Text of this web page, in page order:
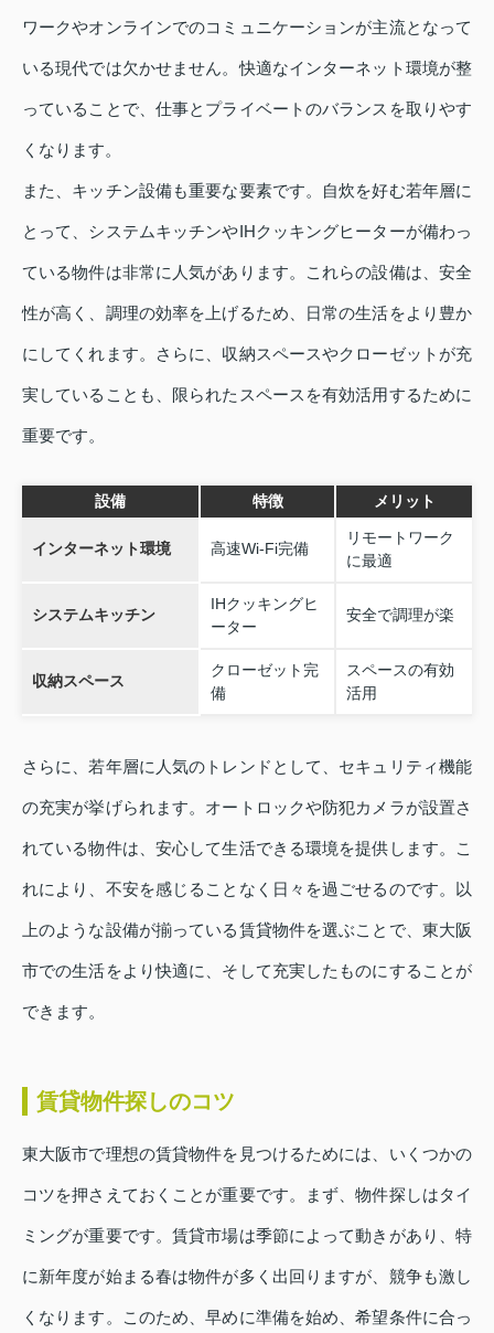
ワークやオンラインでのコミュニケーションが主流となって
いる現代では欠かせません。快適なインターネット環境が整
っていることで、仕事とプライベートのバランスを取りやす
くなります。
また、キッチン設備も重要な要素です。自炊を好む若年層に
とって、システムキッチンやIHクッキングヒーターが備わっ
ている物件は非常に人気があります。これらの設備は、安全
性が高く、調理の効率を上げるため、日常の生活をより豊か
にしてくれます。さらに、収納スペースやクローゼットが充
実していることも、限られたスペースを有効活用するために
重要です。
設備 特徴 メリット
インターネット環境 高速Wi-Fi完備
リモートワーク
に最適
システムキッチン
IHクッキングヒ
ーター
安全で調理が楽
収納スペース
クローゼット完
備
スペースの有効
活用
さらに、若年層に人気のトレンドとして、セキュリティ機能
の充実が挙げられます。オートロックや防犯カメラが設置さ
れている物件は、安心して生活できる環境を提供します。こ
れにより、不安を感じることなく日々を過ごせるのです。以
上のような設備が揃っている賃貸物件を選ぶことで、東大阪
市での生活をより快適に、そして充実したものにすることが
できます。
賃貸物件探しのコツ
東大阪市で理想の賃貸物件を見つけるためには、いくつかの
コツを押さえておくことが重要です。まず、物件探しはタイ
ミングが重要です。賃貸市場は季節によって動きがあり、特
に新年度が始まる春は物件が多く出回りますが、競争も激し
くなります。このため、早めに準備を始め、希望条件に合っ